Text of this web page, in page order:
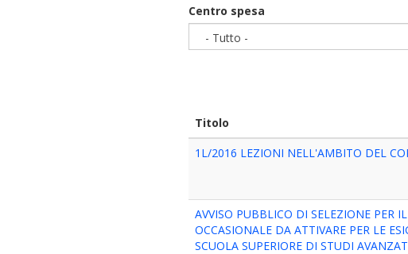
Centro spesa
- Tutto -
Titolo
1L/2016 LEZIONI NELL'AMBITO DEL
AVVISO PUBBLICO DI SELEZIONE PER
OCCASIONALE DA ATTIVARE PER LE
SCUOLA SUPERIORE DI STUDI